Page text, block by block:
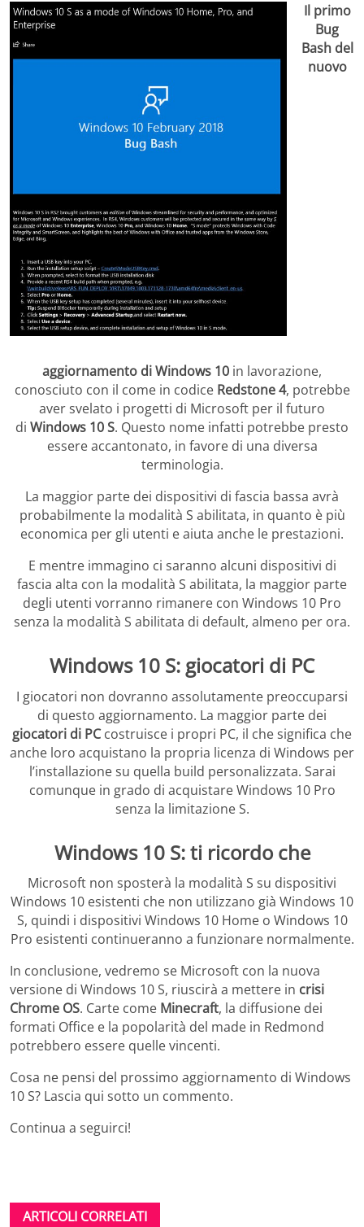
Il primo
Bug
Bash del
nuovo
aggiornamento di Windows 10 in lavorazione,
conosciuto con il come in codice Redstone 4, potrebbe
aver svelato i progetti di Microsoft per il futuro
di Windows 10 S. Questo nome infatti potrebbe presto
essere accantonato, in favore di una diversa
terminologia.
La maggior parte dei dispositivi di fascia bassa avrà
probabilmente la modalità S abilitata, in quanto è più
economica per gli utenti e aiuta anche le prestazioni.
E mentre immagino ci saranno alcuni dispositivi di
fascia alta con la modalità S abilitata, la maggior parte
degli utenti vorranno rimanere con Windows 10 Pro
senza la modalità S abilitata di default, almeno per ora.
Windows 10 S: giocatori di PC
I giocatori non dovranno assolutamente preoccuparsi
di questo aggiornamento. La maggior parte dei
giocatori di PCcostruisce i propri PC, il che significa che
anche loro acquistano la propria licenza di Windows per
l’installazione su quella build personalizzata. Sarai
comunque in grado di acquistare Windows 10 Pro
senza la limitazione S.
Windows 10 S: ti ricordo che
Microsoft non sposterà la modalità S su dispositivi
Windows 10 esistenti che non utilizzano già Windows 10
S, quindi i dispositivi Windows 10 Home o Windows 10
Pro esistenti continueranno a funzionare normalmente.
In conclusione, vedremo se Microsoft con la nuova
versione di Windows 10 S, riuscirà a mettere in crisi
Chrome OS. Carte come Minecraft, la diffusione dei
formati Office e la popolarità del made in Redmond
potrebbero essere quelle vincenti.
Cosa ne pensi del prossimo aggiornamento di Windows
10 S? Lascia qui sotto un commento.
Continua a seguirci!
ARTICOLI CORRELATI